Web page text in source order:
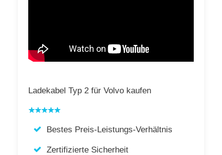
Ladekabel Typ 2 für Volvo kaufen
Bestes Preis-Leistungs-Verhältnis
Zertifizierte Sicherheit